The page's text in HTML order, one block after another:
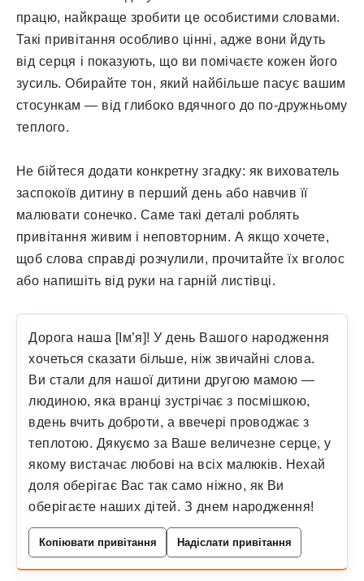
працю, найкраще зробити це особистими словами.
Такі привітання особливо цінні, адже вони йдуть
від серця і показують, що ви помічаєте кожен його
зусиль. Обирайте тон, який найбільше пасує вашим
стосункам — від глибоко вдячного до по-дружньому
теплого.
Не бійтеся додати конкретну згадку: як вихователь
заспокоїв дитину в перший день або навчив її
малювати сонечко. Саме такі деталі роблять
привітання живим і неповторним. А якщо хочете,
щоб слова справді розчулили, прочитайте їх вголос
або напишіть від руки на гарній листівці.
Дорога наша [Ім’я]! У день Вашого народження
хочеться сказати більше, ніж звичайні слова.
Ви стали для нашої дитини другою мамою —
людиною, яка вранці зустрічає з посмішкою,
вдень вчить доброти, а ввечері проводжає з
теплотою. Дякуємо за Ваше величезне серце, у
якому вистачає любові на всіх малюків. Нехай
доля оберігає Вас так само ніжно, як Ви
оберігаєте наших дітей. З днем народження!
Копіювати привітання Надіслати привітання